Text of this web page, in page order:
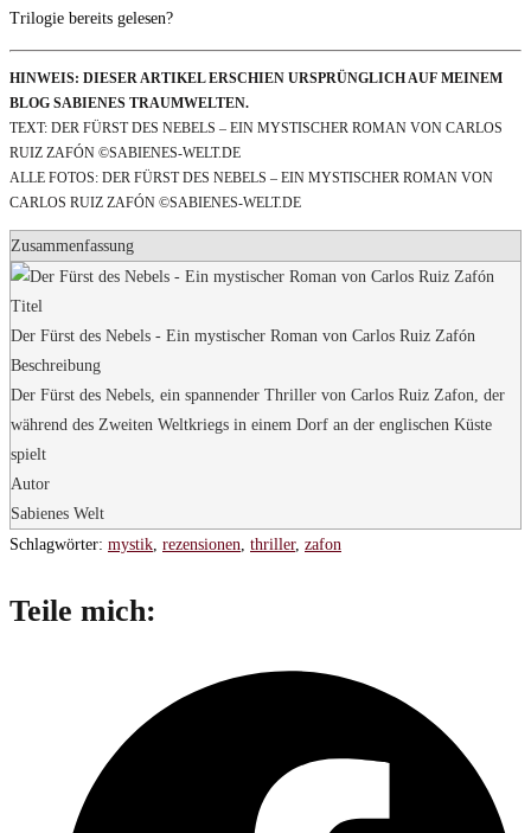
Trilogie bereits gelesen?
HINWEIS: DIESER ARTIKEL ERSCHIEN URSPRÜNGLICH AUF MEINEM
BLOG SABIENES TRAUMWELTEN.
TEXT: DER FÜRST DES NEBELS – EIN MYSTISCHER ROMAN VON CARLOS
RUIZ ZAFÓN ©SABIENES-WELT.DE
ALLE FOTOS: DER FÜRST DES NEBELS – EIN MYSTISCHER ROMAN VON
CARLOS RUIZ ZAFÓN ©SABIENES-WELT.DE
Zusammenfassung
Titel
Der Fürst des Nebels - Ein mystischer Roman von Carlos Ruiz Zafón
Beschreibung
Der Fürst des Nebels, ein spannender Thriller von Carlos Ruiz Zafon, der
während des Zweiten Weltkriegs in einem Dorf an der englischen Küste
spielt
Autor
Sabienes Welt
Schlagwörter: mystik, rezensionen, thriller, zafon
Teile mich:
teilen
Fenster